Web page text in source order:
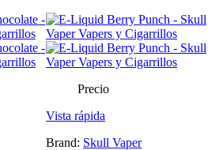
Precio
Vista rápida
Brand: Skull Vaper